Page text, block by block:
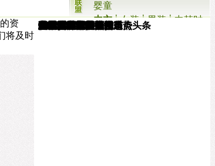
婴童
内衣┊女装┊男装┊中韩时
尚网
服装批发市场进货
防辐射服新闻事件
蕾丝连衣裙
APEC服装
纤维仿毛怎么搭配
2014秋冬女装流行趋势
服装行业数据
2014秋冬童装面料
唐朝服饰的特点
童装设计大赛
香港贸发局动态
印花裙搭配美图
泉州服装最新动态
伦敦男装周最新报道
超模内衣写真集
夏季T恤搭配
连体泳衣美图
北京《服装时报》重点头条
伦敦时装周最新动态
3D服装店
资
将及时